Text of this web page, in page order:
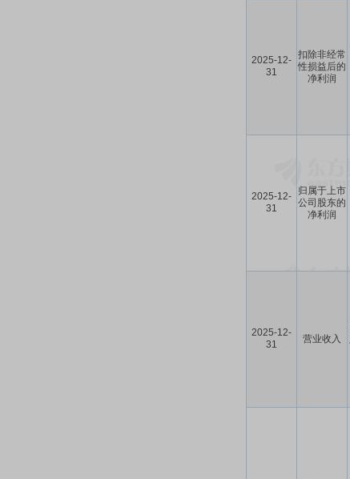
2025-12-
31
扣除非经常
性损益后的
净利润
2025-12-
31
归属于上市
公司股东的
净利润
2025-12-
31
营业收入